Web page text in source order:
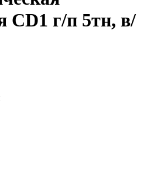
CD1 г/п 5тн, в/